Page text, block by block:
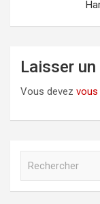
Laisser
Vous devez